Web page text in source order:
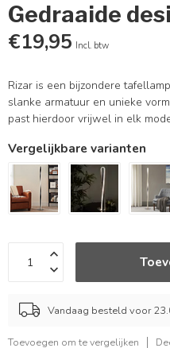
Gedraaide
€19,95 Incl. btw
Rizar is een bijzondere
slanke armatuur en unieke
past hierdoor vrijwel in elk
Vergelijkbare varianten
Vandaag besteld voor
Toevoegen om te vergelijken